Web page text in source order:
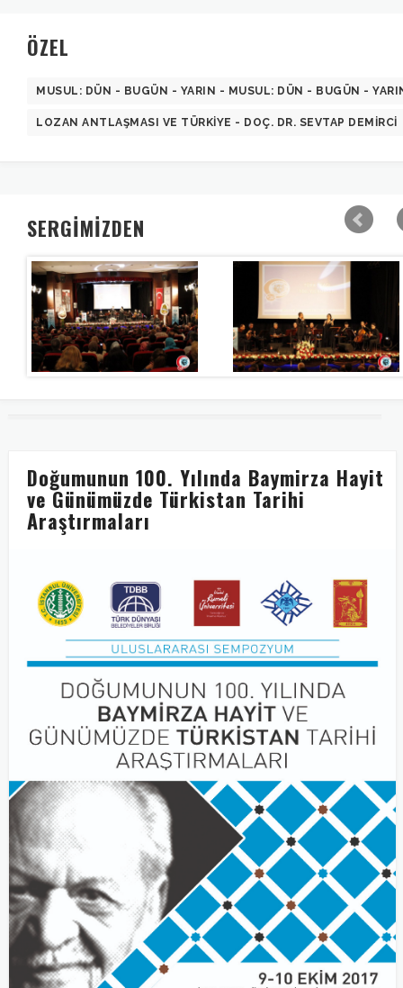
ÖZEL
MUSUL: DÜN - BUGÜN - YARIN - MUSUL: DÜN - BUGÜN -
LOZAN ANTLAŞMASI VE TÜRKIYE - DOÇ. DR. SEVTAP DEMIRCI
SERGİMİZDEN
Doğumunun 100. Yılında Baymirza Hayit
ve Günümüzde Türkistan Tarihi
Araştırmaları